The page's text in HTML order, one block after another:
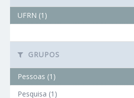
UFRN (1)
GRUPOS
Pessoas (1)
Pesquisa (1)